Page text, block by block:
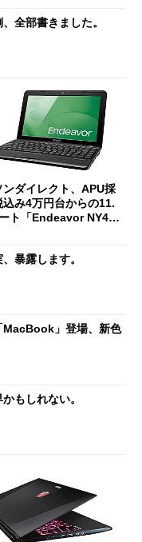
全部書きました。
ンダイレクト、APU採
込み4万円台からの11.
ト「Endeavor NY40
暴露します。
」登場、新色
もしれない。